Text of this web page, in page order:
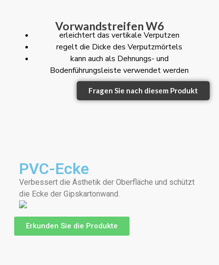
Vorwandstreifen W6
erleichtert das vertikale Verputzen
regelt die Dicke des Verputzmörtels
kann auch als Dehnungs- und
Bodenführungsleiste verwendet werden
Fragen Sie nach diesem Produkt
PVC-Ecke
Verbessert die Ästhetik der Oberfläche und schützt
die Ecke der Gipskartonwand.
Erkunden Sie die Produkte